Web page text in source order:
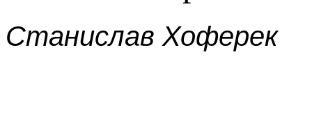
Станислав Хоферек